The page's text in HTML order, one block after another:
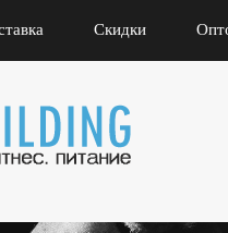
Скидки